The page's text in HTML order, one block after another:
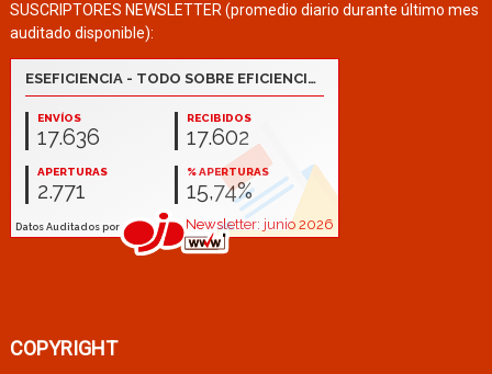
SUSCRIPTORES NEWSLETTER (promedio diario durante último mes
auditado disponible):
COPYRIGHT